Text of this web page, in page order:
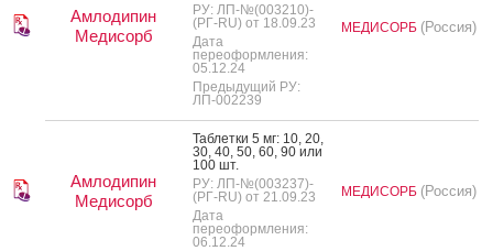
Амлодипин
Медисорб
РУ: ЛП-№(003210)-
(РГ-RU) от 18.09.23
Дата
переоформления:
05.12.24
Предыдущий РУ:
ЛП-002239
МЕДИСОРБ (Россия)
Амлодипин
Медисорб
Таб­летки 5 мг: 10, 20,
30, 40, 50, 60, 90 или
100 шт.
РУ: ЛП-№(003237)-
(РГ-RU) от 21.09.23
Дата
переоформления:
06.12.24
МЕДИСОРБ (Россия)